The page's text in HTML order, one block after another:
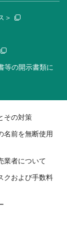
＞
等の開示書類に
その対策
名前を無断使用
業者について
クおよび手数料